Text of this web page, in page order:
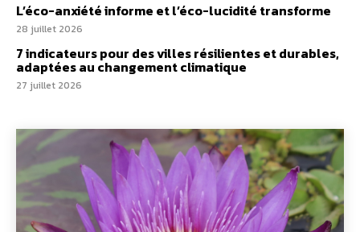
L’éco-anxiété informe et l’éco-lucidité transforme
28 juillet 2026
7 indicateurs pour des villes résilientes et durables,
adaptées au changement climatique
27 juillet 2026